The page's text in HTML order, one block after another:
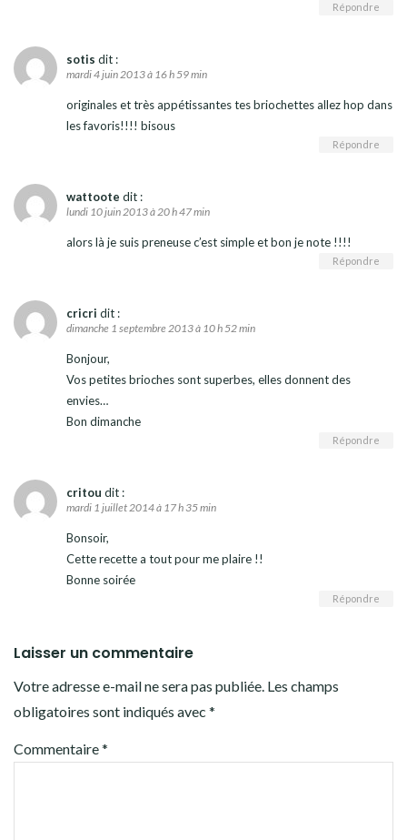
Répondre
sotis dit :
mardi 4 juin 2013 à 16 h 59 min
originales et très appétissantes tes briochettes allez hop dans
les favoris!!!! bisous
Répondre
wattoote dit :
lundi 10 juin 2013 à 20 h 47 min
alors là je suis preneuse c’est simple et bon je note !!!!
Répondre
cricri dit :
dimanche 1 septembre 2013 à 10 h 52 min
Bonjour,
Vos petites brioches sont superbes, elles donnent des
envies…
Bon dimanche
Répondre
critou dit :
mardi 1 juillet 2014 à 17 h 35 min
Bonsoir,
Cette recette a tout pour me plaire !!
Bonne soirée
Répondre
Laisser un commentaire
Votre adresse e-mail ne sera pas publiée. Les champs
obligatoires sont indiqués avec *
Commentaire*